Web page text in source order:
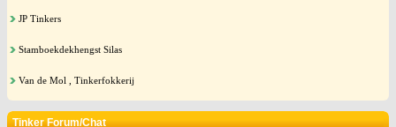
JP Tinkers
Stamboekdekhengst Silas
Van de Mol , Tinkerfokkerij
Tinker Forum/Chat